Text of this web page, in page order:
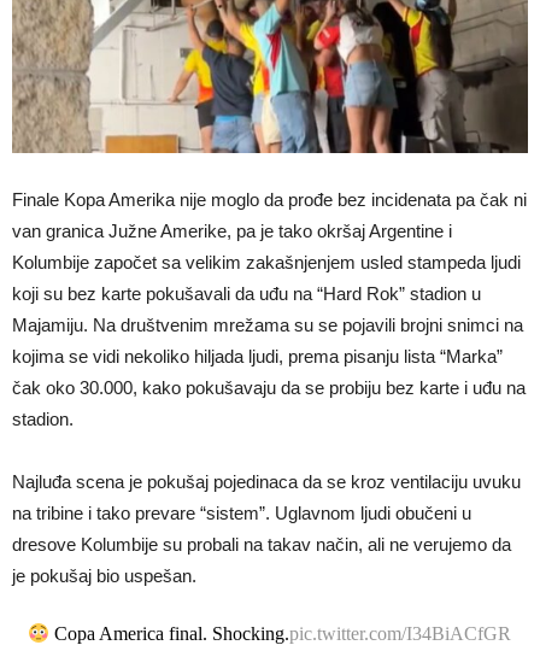
Finale Kopa Amerika nije moglo da prođe bez incidenata pa čak ni
van granica Južne Amerike, pa je tako okršaj Argentine i
Kolumbije započet sa velikim zakašnjenjem usled stampeda ljudi
koji su bez karte pokušavali da uđu na “Hard Rok” stadion u
Majamiju. Na društvenim mrežama su se pojavili brojni snimci na
kojima se vidi nekoliko hiljada ljudi, prema pisanju lista “Marka”
čak oko 30.000, kako pokušavaju da se probiju bez karte i uđu na
stadion.
Najluđa scena je pokušaj pojedinaca da se kroz ventilaciju uvuku
na tribine i tako prevare “sistem”. Uglavnom ljudi obučeni u
dresove Kolumbije su probali na takav način, ali ne verujemo da
je pokušaj bio uspešan.
Copa America final. Shocking.pic.twitter.com/I34BiACfGR